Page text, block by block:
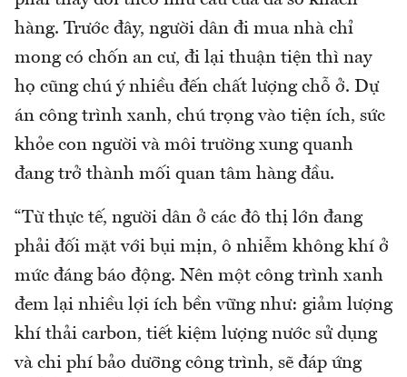
hàng. Trước đây, người dân đi mua nhà chỉ
mong có chốn an cư, đi lại thuận tiện thì nay
họ cũng chú ý nhiều đến chất lượng chỗ ở. Dự
án công trình xanh, chú trọng vào tiện ích, sức
khỏe con người và môi trường xung quanh
đang trở thành mối quan tâm hàng đầu.
“Từ thực tế, người dân ở các đô thị lớn đang
phải đối mặt với bụi mịn, ô nhiễm không khí ở
mức đáng báo động. Nên một công trình xanh
đem lại nhiều lợi ích bền vững như: giảm lượng
khí thải carbon, tiết kiệm lượng nước sử dụng
và chi phí bảo dưỡng công trình, sẽ đáp ứng